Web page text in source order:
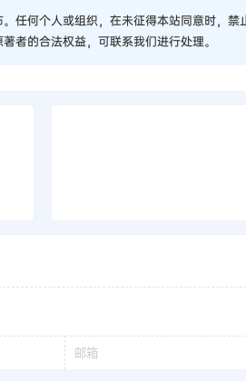
任何个人或组织，在未征得本站同意时，
者的合法权益，可联系我们进行处理。